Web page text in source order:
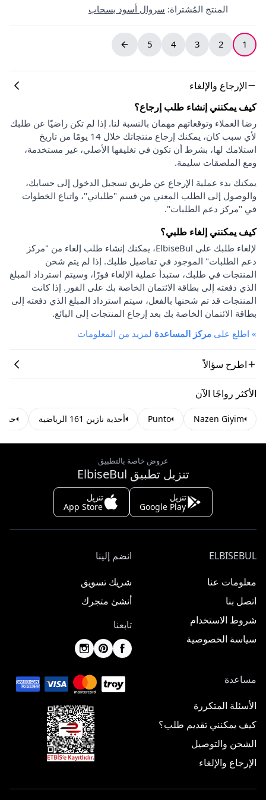
المنتج المُشتراة: سروال أسود بسحاب
1
2
3
4
5
الإرجاع والإلغاء
كيف يمكنني إنشاء طلب إرجاع؟
رضا العملاء وتوقعاتهم مهمان بالنسبة لنا. إذا لم تكن راضيًا عن طلبك
لأي سبب كان، يمكنك إرجاع منتجاتك خلال 14 يومًا من تاريخ
استلامك لها، بشرط أن تكون في تغليفها الأصلي، غير مستخدمة،
ومع الملصقات سليمة.
يمكنك بدء عملية الإرجاع عن طريق تسجيل الدخول إلى حسابك،
والوصول إلى الطلب المعني من قسم "طلباتي"، واتباع الخطوات
في "مركز دعم الطلبات".
كيف يمكنني إلغاء طلبي؟
لإلغاء طلبك على ElbiseBul، يمكنك إنشاء طلب إلغاء من "مركز
دعم الطلبات" الموجود في تفاصيل طلبك. إذا لم يتم شحن
المنتجات في طلبك، ستبدأ عملية الإلغاء فورًا، وسيتم استرداد المبلغ
الذي دفعته إلى بطاقة الائتمان الخاصة بك على الفور. إذا كانت
المنتجات قد تم شحنها بالفعل، سيتم استرداد المبلغ الذي دفعته إلى
بطاقة الائتمان الخاصة بك بعد إرجاع المنتجات إلى البائع.
» اطلع على مركز المساعدة لمزيد من المعلومات
اطرح سؤالاً
الأكثر رواجًا الآن
Nazen Giyim
Punto أحذية نازين 161 الرياضية
عروض خاصة بالتطبيق
تنزيل تطبيق ElbiseBul
تنزيل
Google Play
تنزيل
App Store
ELBISEBUL
معلومات عنا
اتصل بنا
شروط الاستخدام
سياسة الخصوصية
انضم إلينا
شريك تسويق
أنشئ متجرك
تابعنا
مساعدة
الأسئلة المتكررة
كيف يمكنني تقديم طلب؟
الشحن والتوصيل
الإرجاع والإلغاء